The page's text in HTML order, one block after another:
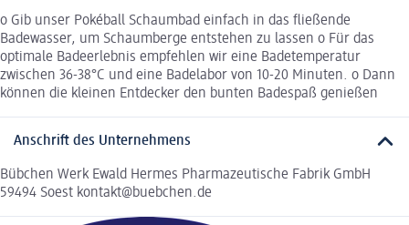
o Gib unser Pokéball Schaumbad einfach in das fließende
Badewasser, um Schaumberge entstehen zu lassen o Für das
optimale Badeerlebnis empfehlen wir eine Badetemperatur
zwischen 36-38°C und eine Badelabor von 10-20 Minuten. o Dann
können die kleinen Entdecker den bunten Badespaß genießen
Anschrift des Unternehmens
Bübchen Werk Ewald Hermes Pharmazeutische Fabrik GmbH
59494 Soest kontakt@buebchen.de